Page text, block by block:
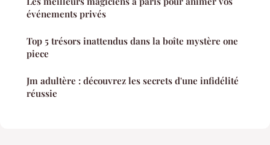
événements privés
Top 5 trésors inattendus dans la boîte mystère one
piece
Jm adultère : découvrez les secrets d'une infidélité
réussie